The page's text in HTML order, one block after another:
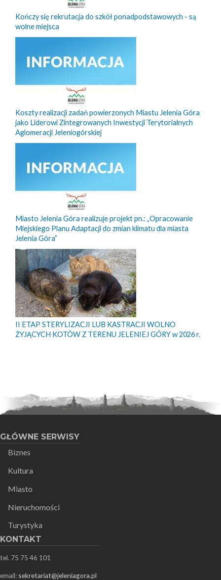
Kończy się rekrutacja do szkół ponadpodstawowych - są
wolne miejsca
Koszty realizacji zadań powierzonych Miastu Jelenia Góra
jako Liderowi Zintegrowanych Inwestycji Terytorialnych
Aglomeracji Jeleniogórskiej
Miasto Jelenia Góra realizuje projekt pn.: „Opracowanie
Miejskiego Planu Adaptacji do zmian klimatu dla miasta
Jelenia Góra”
II ETAP STERYLIZACJI LUB KASTRACJI WOLNO
ŻYJĄCYCH KOTÓW Z TERENU JELENIEJ GÓRY w 2026 r.
GŁÓWNE SERWISY
Biznes
Kultura
Miasto
Nieruchomości
Turystyka
KONTAKT
tel. 75 75 46 101
email: sekretariat@jeleniagora.pl